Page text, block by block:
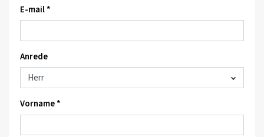
E-mail *
Anrede
Vorname *